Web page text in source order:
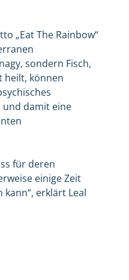
„Eat The Rainbow“
sondern Fisch,
heilt, können
und damit eine
für deren
einige Zeit
erklärt Leal